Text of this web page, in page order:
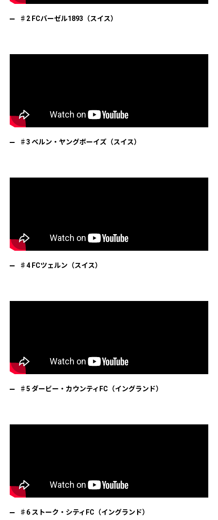
♯2 FCバーゼル1893（スイス）
♯3 ベルン・ヤングボーイズ（スイス）
♯4 FCツェルン（スイス）
♯5 ダービー・カウンティFC（イングランド）
♯6 ストーク・シティFC（イングランド）